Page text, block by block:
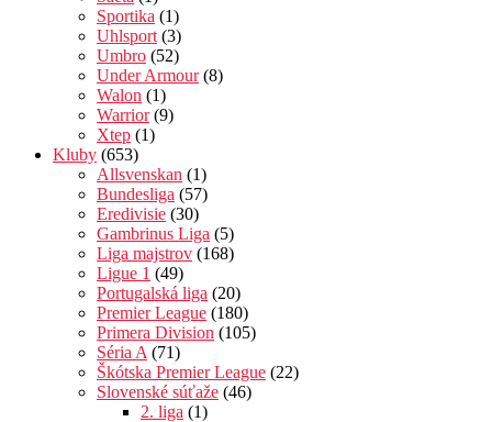
Sportika (1)
Uhlsport (3)
Umbro (52)
Under Armour(8)
Walon (1)
Warrior(9)
Xtep (1)
Kluby (653)
Allsvenskan (1)
Bundesliga (57)
Eredivisie (30)
Gambrinus Liga (5)
Liga majstrov (168)
Ligue 1 (49)
Portugalská liga (20)
Premier League (180)
Primera Division (105)
Séria A (71)
Škótska Premier League (22)
Slovenské súťaže (46)
2. liga (1)